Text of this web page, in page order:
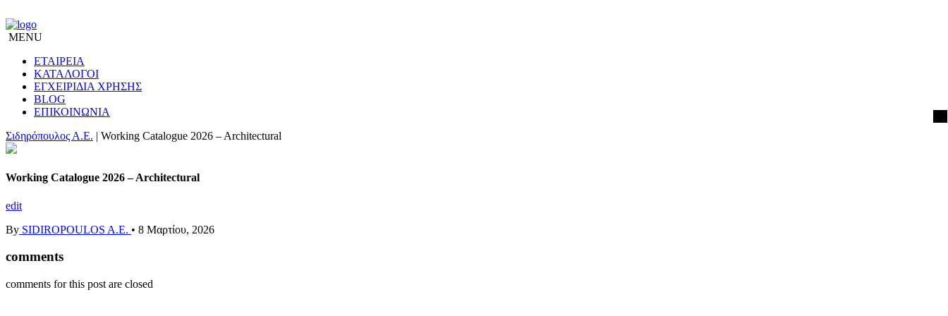
MENU
ΕΤΑΙΡΕΙΑ
ΚΑΤΑΛΟΓΟΙ
ΕΓΧΕΙΡΙΔΙΑ ΧΡΗΣΗΣ
BLOG
ΕΠΙΚΟΙΝΩΝΙΑ
Σιδηρόπουλος Α.Ε. | Working Catalogue 2026 – Architectural
Working Catalogue 2026 – Architectural
edit
By SIDIROPOULOS A.E. • 8 Μαρτίου, 2026
comments
comments for this post are closed